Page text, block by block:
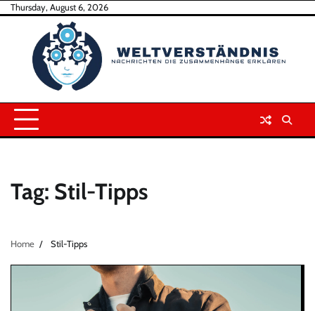
SkipThursday, August 6, 2026
Tag: Stil-Tipps
Home Stil-Tipps